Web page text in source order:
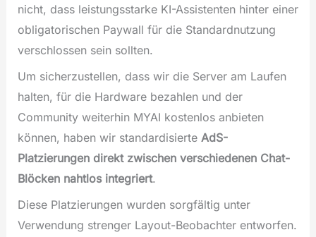
nicht, dass leistungsstarke KI-Assistenten hinter einer
obligatorischen Paywall für die Standardnutzung
verschlossen sein sollten.
Um sicherzustellen, dass wir die Server am Laufen
halten, für die Hardware bezahlen und der
Community weiterhin MYAI kostenlos anbieten
können, haben wir standardisierte AdS-
Platzierungen direkt zwischen verschiedenen Chat-
Blöcken nahtlos integriert.
Diese Platzierungen wurden sorgfältig unter
Verwendung strenger Layout-Beobachter entworfen.